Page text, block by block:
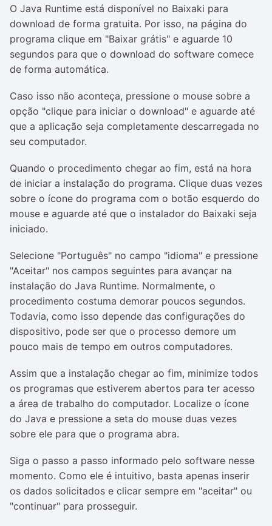
O Java Runtime está disponível no Baixaki para
download de forma gratuita. Por isso, na página do
programa clique em "Baixar grátis" e aguarde 10
segundos para que o download do software comece
de forma automática.
Caso isso não aconteça, pressione o mouse sobre a
opção "clique para iniciar o download" e aguarde até
que a aplicação seja completamente descarregada no
seu computador.
Quando o procedimento chegar ao fim, está na hora
de iniciar a instalação do programa. Clique duas vezes
sobre o ícone do programa com o botão esquerdo do
mouse e aguarde até que o instalador do Baixaki seja
iniciado.
Selecione "Português" no campo "idioma" e pressione
"Aceitar" nos campos seguintes para avançar na
instalação do Java Runtime. Normalmente, o
procedimento costuma demorar poucos segundos.
Todavia, como isso depende das configurações do
dispositivo, pode ser que o processo demore um
pouco mais de tempo em outros computadores.
Assim que a instalação chegar ao fim, minimize todos
os programas que estiverem abertos para ter acesso
a área de trabalho do computador. Localize o ícone
do Java e pressione a seta do mouse duas vezes
sobre ele para que o programa abra.
Siga o passo a passo informado pelo software nesse
momento. Como ele é intuitivo, basta apenas inserir
os dados solicitados e clicar sempre em "aceitar" ou
"continuar" para prosseguir.